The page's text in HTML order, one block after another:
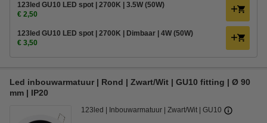
123led GU10 LED spot | 2700K | 3.5W (50W)
€ 2,50
123led GU10 LED spot | 2700K | Dimbaar | 4W (50W)
€ 3,50
Led inbouwarmatuur | Rond | Zwart/Wit | GU10 fitting | Ø 90
mm | IP20
123led Inbouwarmatuur Zwart/Wit GU10